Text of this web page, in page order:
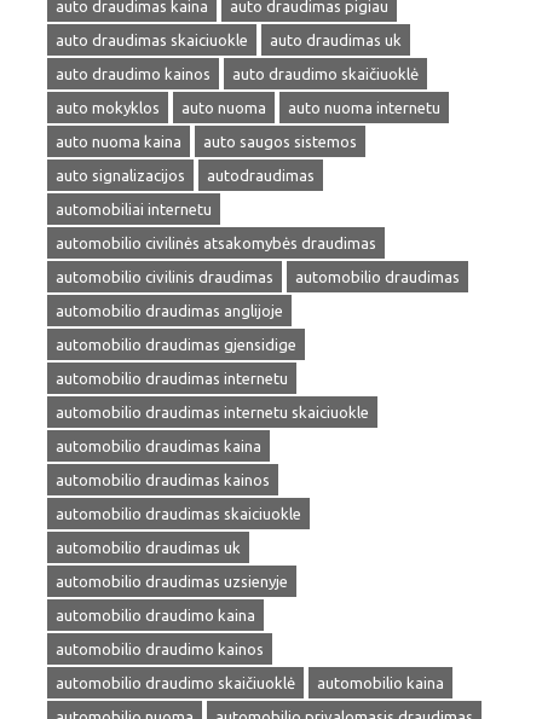
auto draudimas kaina
auto draudimas pigiau
auto draudimas skaiciuokle
auto draudimas uk
auto draudimo kainos
auto draudimo skaičiuoklė
auto mokyklos
auto nuoma
auto nuoma internetu
auto nuoma kaina
auto saugos sistemos
auto signalizacijos
autodraudimas
automobiliai internetu
automobilio civilinės atsakomybės draudimas
automobilio civilinis draudimas
automobilio draudimas
automobilio draudimas anglijoje
automobilio draudimas gjensidige
automobilio draudimas internetu
automobilio draudimas internetu skaiciuokle
automobilio draudimas kaina
automobilio draudimas kainos
automobilio draudimas skaiciuokle
automobilio draudimas uk
automobilio draudimas uzsienyje
automobilio draudimo kaina
automobilio draudimo kainos
automobilio draudimo skaičiuoklė
automobilio kaina